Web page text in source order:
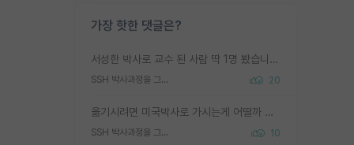
가장 핫한 댓글은?
서성한 박사로 교수 된 사람 딱 1명 봤습니다. 근데 지방대 박사로 교수된 거는 기적이 일어나야되요. 서성한 학부부터여도 빡센게 교수임용일텐데 지방대박사로 무슨 교수가 되나요...... 중소기업/중견기업 팀장급/연구소장급이나 될거 같네요.
SSH 박사과정을 그만두고 지방대 박사로 옮기면 교수의 꿈은 끝일까요? 20
옮기시려면 미국박사로 가시는게 어떨까 싶네요. 교수가 꿈이면 미국박사 하고 미국교수 까지 같이 노리시는게 기회가 많지 않을까요?
SSH 박사과정을 그만두고 지방대 박사로 옮기면 교수의 꿈은 끝일까요? 10